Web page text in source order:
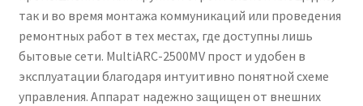
так и во время монтажа коммуникаций или проведения
ремонтных работ в тех местах, где доступны лишь
бытовые сети. MultiARC-2500MV прост и удобен в
эксплуатации благодаря интуитивно понятной схеме
управления. Аппарат надежно защищен от внешних